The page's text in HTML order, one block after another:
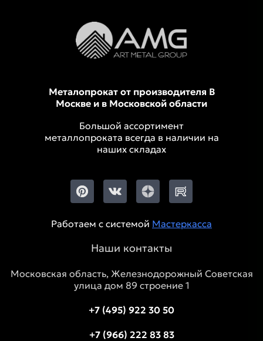
Металопрокат от производителя В
Москве и в Московской области
Большой ассортимент
металлопроката всегда в наличии на
наших складах
Работаем с системой Мастеркасса
Наши контакты
Московская область, Железнодорожный Советская
улица дом 89 строение 1
+7 (495) 922 30 50
+7 (966) 222 83 83